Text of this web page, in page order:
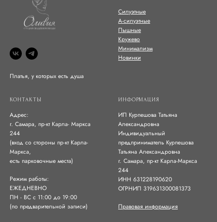
Платья, у которых есть душа
Силуэтные
А-силуэтные
Пышные
Кружево
Минимализм
Новинки
КОНТАКТЫ
Адрес:
г. Самара, пр-кт Карла- Маркса
244
(вход со стороны пр-кт Карла-
Маркса,
есть парковочные места)
Режим работы:
ЕЖЕДНЕВНО
ПН - ВС с 11:00 до 19:00
(по предварительной записи)
ИНФОРМАЦИЯ
ИП Курпешова Татьяна
Александровна
Индивидуальный
предприниматель Курпешова
Татьяна Александровна
г. Самара, пр-кт Карла-Маркса
244
ИНН 631228190620
ОГРНИП 319631300081373
Правовая информация